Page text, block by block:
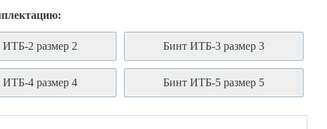
ИТБ-2 размер 2 Бинт ИТБ-3 размер 3
ИТБ-4 размер 4 Бинт ИТБ-5 размер 5